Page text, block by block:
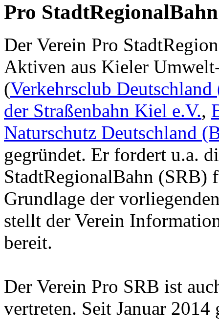
Pro
Der Verein Pro
Aktiven aus Kieler
(Verkehrsclub
der Straßenbahn Kiel e.V.,
Naturschutz Deutschland
gegründet. Er fordert u.a.
StadtRegionalBahn
Grundlage der
stellt der Verein
bereit.
Der Verein Pro SRB ist
vertreten. Seit Januar